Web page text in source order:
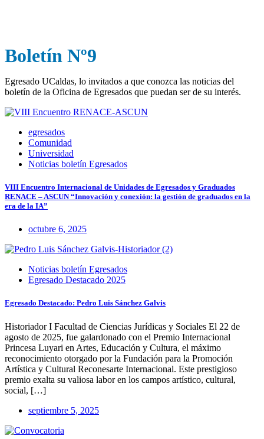
Boletín Nº9
Egresado UCaldas, lo invitados a que conozca las noticias del
boletín de la Oficina de Egresados que puedan ser de su interés.
egresados
Comunidad
Universidad
Noticias boletín Egresados
VIII Encuentro Internacional de Unidades de Egresados y Graduados
RENACE – ASCUN “Innovación y conexión: la gestión de graduados en la
era de la IA”
octubre 6, 2025
Noticias boletín Egresados
Egresado Destacado 2025
Egresado Destacado: Pedro Luis Sánchez Galvis
Historiador I Facultad de Ciencias Jurídicas y Sociales El 22 de
agosto de 2025, fue galardonado con el Premio Internacional
Princesa Luyari en Artes, Educación y Cultura, el máximo
reconocimiento otorgado por la Fundación para la Promoción
Artística y Cultural Reconesarte Internacional. Este prestigioso
premio exalta su valiosa labor en los campos artístico, cultural,
social, […]
septiembre 5, 2025